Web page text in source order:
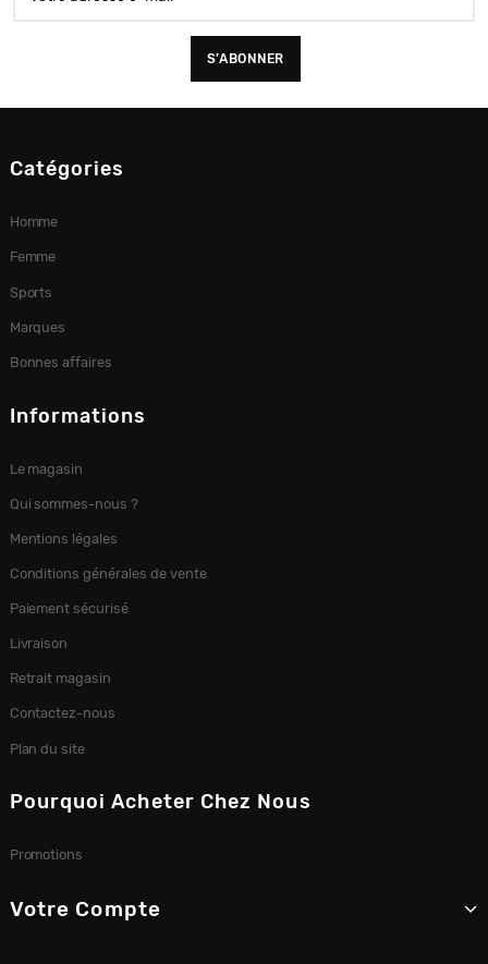
Catégories
Homme
Femme
Sports
Marques
Bonnes affaires
Informations
Le magasin
Qui sommes-nous ?
Mentions légales
Conditions générales de vente
Paiement sécurisé
Livraison
Retrait magasin
Contactez-nous
Plan du site
Pourquoi Acheter Chez Nous
Promotions
Votre Compte